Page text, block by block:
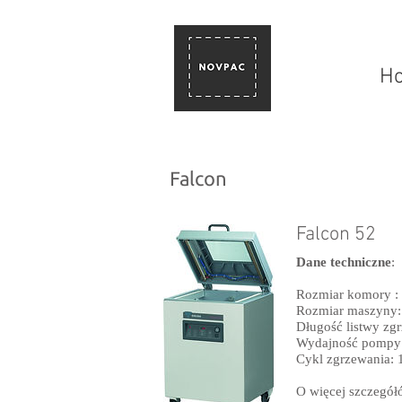
Falcon
Falcon 52
Dane techniczne:
Rozmiar komory
Rozmiar
Długość listwy
Wydajność
Cykl zgrzewania:
O więcej